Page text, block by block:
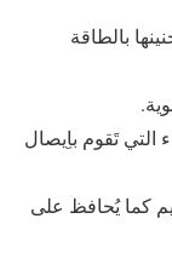
بالطاقة
التي تَقوم باِيصال
كما يُحافظ على